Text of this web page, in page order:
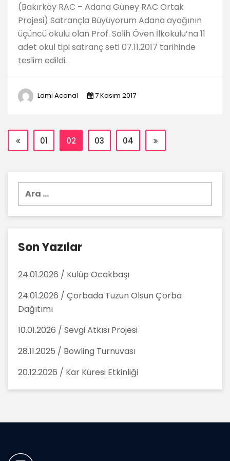
(Bakırköy RAC – Adana Güney RAC Ortak
Projesi) Satrançla Büyüyorum Adana ayağının
üçüncü okulu olan Prof. Salih Öven İlkokulu’na 11
adet okul tipi satranç seti 07.11.2017 tarihinde
teslim edildi.
Lami Acanal 7 Kasım 2017
01 02 03 04
Arama:
Son Yazılar
24.01.2026 / Kulüp Ocakbaşı
24.01.2026 / Çorbada Tuzun Olsun Çorba
Dağıtımı
10.01.2026 / Sevgi Atkısı Projesi
28.11.2025 / Bowling Turnuvası
20.12.2026 / Kar Küresi Etkinliği